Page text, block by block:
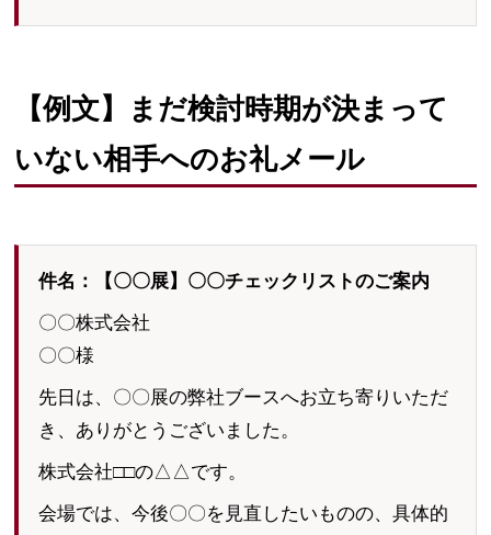
【例文】まだ検討時期が決まって
いない相手へのお礼メール
件名：【〇〇展】〇〇チェックリストのご案内
〇〇株式会社
〇〇様
先日は、〇〇展の弊社ブースへお立ち寄りいただ
き、ありがとうございました。
株式会社□□の△△です。
会場では、今後〇〇を見直したいものの、具体的